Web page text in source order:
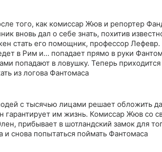
того, как комиссар Жюв и репортер
вновь дал о себе знать, похитив
стать его помощник, профессор Лефевр.
в Рим и… попадает прямо в руки
попадают в ловушку. Теперь приходится
из логова Фантомаса
с тысячью лицами решает обложить
гарантирует им жизнь. Комиссар Жюв со
прибывает в шотландский замок для
и снова попытаться поймать Фантомаса